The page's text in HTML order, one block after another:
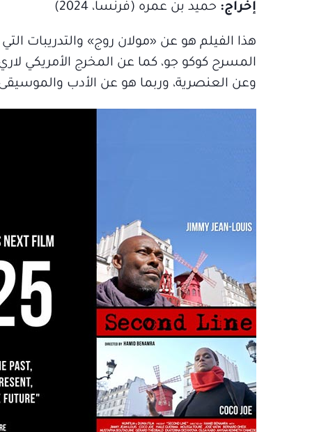
إخراج: حميد بن عمره (فرنسا، 2024)
هذا الفيلم هو عن «مولان روج» والتدريبات
المسرح كوكو جو، كما عن المخرج الأمريكي
وعن العنصرية، وربما هو عن الأدب والموسيقى